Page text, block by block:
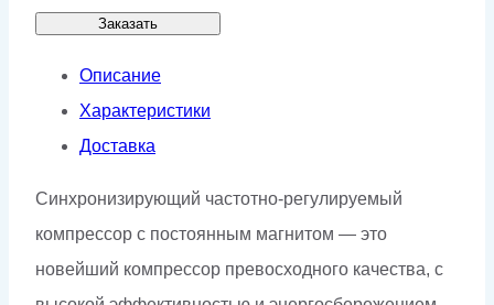
Заказать
Описание
Характеристики
Доставка
Синхронизирующий частотно-регулируемый
компрессор с постоянным магнитом — это
новейший компрессор превосходного качества, с